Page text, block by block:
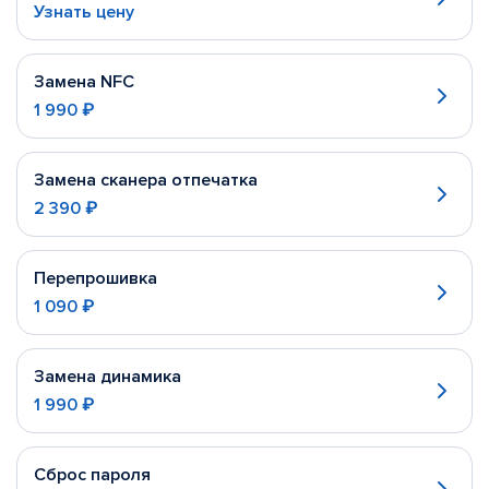
Узнать цену
Замена NFC
1 990 ₽
Замена сканера отпечатка
2 390 ₽
Перепрошивка
1 090 ₽
Замена динамика
1 990 ₽
Сброс пароля